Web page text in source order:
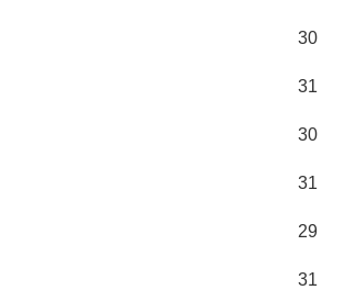
30
31
30
31
29
31